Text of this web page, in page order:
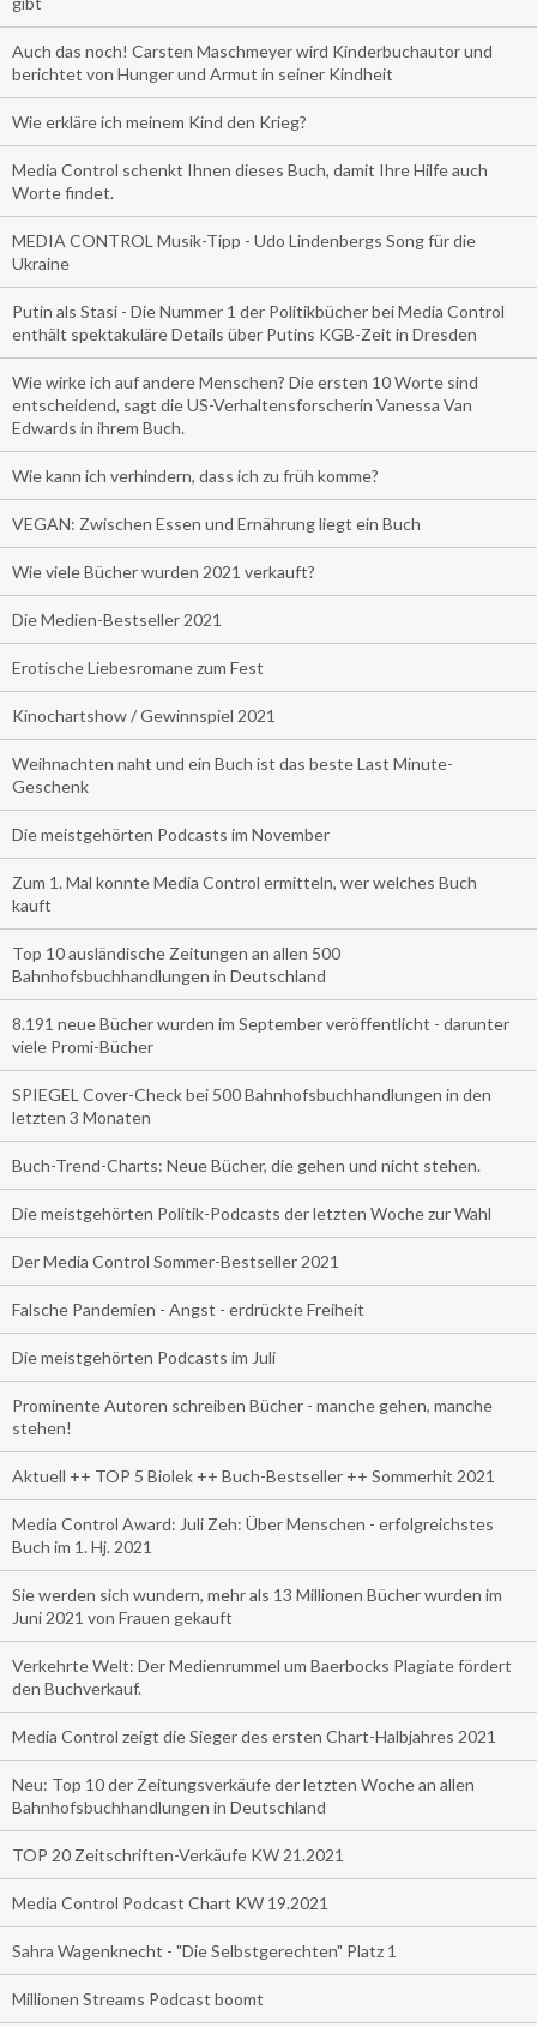
Auch das noch! Carsten Maschmeyer wird Kinderbuchautor und
berichtet von Hunger und Armut in seiner Kindheit
Wie erkläre ich meinem Kind den Krieg?
Media Control schenkt Ihnen dieses Buch, damit Ihre Hilfe auch
Worte findet.
MEDIA CONTROL Musik-Tipp - Udo Lindenbergs Song für die
Ukraine
Putin als Stasi - Die Nummer 1 der Politikbücher bei Media Control
enthält spektakuläre Details über Putins KGB-Zeit in Dresden
Wie wirke ich auf andere Menschen? Die ersten 10 Worte sind
entscheidend, sagt die US-Verhaltensforscherin Vanessa Van
Edwards in ihrem Buch.
Wie kann ich verhindern, dass ich zu früh komme?
VEGAN: Zwischen Essen und Ernährung liegt ein Buch
Wie viele Bücher wurden 2021 verkauft?
Die Medien-Bestseller 2021
Erotische Liebesromane zum Fest
Kinochartshow / Gewinnspiel 2021
Weihnachten naht und ein Buch ist das beste Last Minute-
Geschenk
Die meistgehörten Podcasts im November
Zum 1. Mal konnte Media Control ermitteln, wer welches Buch
kauft
Top 10 ausländische Zeitungen an allen 500
Bahnhofsbuchhandlungen in Deutschland
8.191 neue Bücher wurden im September veröffentlicht - darunter
viele Promi-Bücher
SPIEGEL Cover-Check bei 500 Bahnhofsbuchhandlungen in den
letzten 3 Monaten
Buch-Trend-Charts: Neue Bücher, die gehen und nicht stehen.
Die meistgehörten Politik-Podcasts der letzten Woche zur Wahl
Der Media Control Sommer-Bestseller 2021
Falsche Pandemien - Angst - erdrückte Freiheit
Die meistgehörten Podcasts im Juli
Prominente Autoren schreiben Bücher - manche gehen, manche
stehen!
Aktuell ++ TOP 5 Biolek ++ Buch-Bestseller ++ Sommerhit 2021
Media Control Award: Juli Zeh: Über Menschen - erfolgreichstes
Buch im 1. Hj. 2021
Sie werden sich wundern, mehr als 13 Millionen Bücher wurden im
Juni 2021 von Frauen gekauft
Verkehrte Welt: Der Medienrummel um Baerbocks Plagiate fördert
den Buchverkauf.
Media Control zeigt die Sieger des ersten Chart-Halbjahres 2021
Neu: Top 10 der Zeitungsverkäufe der letzten Woche an allen
Bahnhofsbuchhandlungen in Deutschland
TOP 20 Zeitschriften-Verkäufe KW 21.2021
Media Control Podcast Chart KW 19.2021
Sahra Wagenknecht - "Die Selbstgerechten" Platz 1
Millionen Streams Podcast boomt